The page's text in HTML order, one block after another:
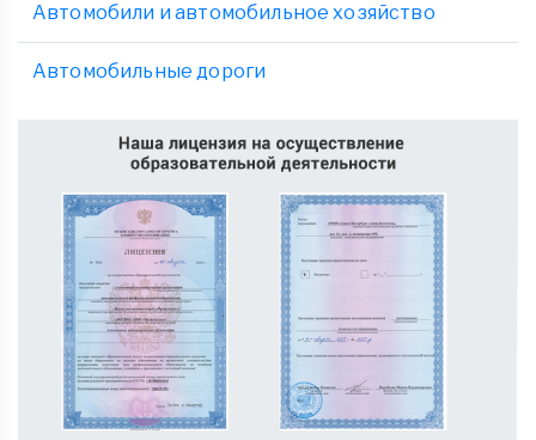
Автомобили и автомобильное хозяйство
Автомобильные дороги